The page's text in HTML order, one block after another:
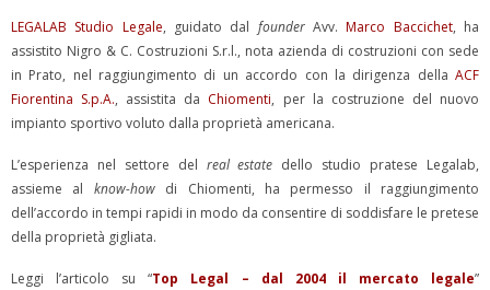
LEGALAB Studio Legale, guidato dal founderAvv. Marco Baccichet, ha
assistito Nigro & C. Costruzioni S.r.l., nota azienda di costruzioni con sede
in Prato, nel raggiungimento di un accordo con la dirigenza della ACF
Fiorentina S.p.A., assistita da Chiomenti, per la costruzione del nuovo
impianto sportivo voluto dalla proprietà americana.
L’esperienza nel settore del real estate dello studio pratese Legalab,
assieme al know-howdi Chiomenti, ha permesso il raggiungimento
dell’accordo in tempi rapidi in modo da consentire di soddisfare le pretese
della proprietà gigliata.
Leggi l’articolo su “Top Legal – dal 2004 il mercato legale”